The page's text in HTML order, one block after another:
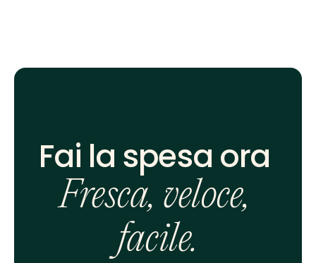
Fai la spesa ora
Fresca, veloce,
facile.